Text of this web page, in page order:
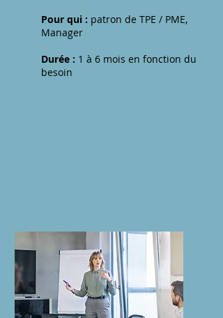
Pour qui : patron de TPE / PME,
Manager
Durée : 1 à 6 mois en fonction du
besoin